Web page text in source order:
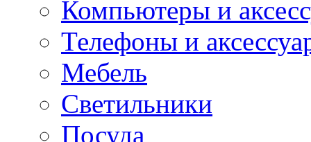
Компьютеры и
Телефоны и
Мебель
Светильники
Посуда